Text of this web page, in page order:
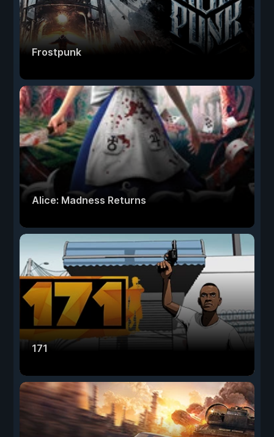
Frostpunk
Alice: Madness Returns
171